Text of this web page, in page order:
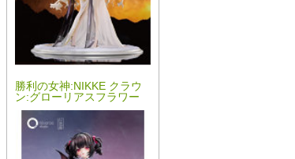
勝利の女神:NIKKE クラウ
ン:グローリアスフラワー